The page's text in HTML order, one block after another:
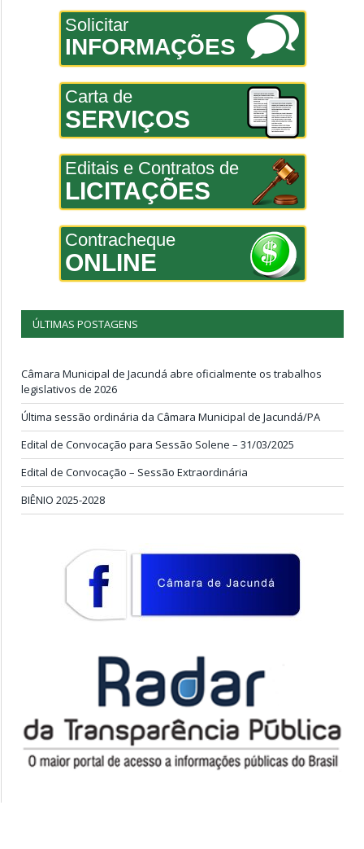
Solicitar
INFORMAÇÕES
Carta de
SERVIÇOS
Editais e Contratos de
LICITAÇÕES
Contracheque
ONLINE
ÚLTIMAS POSTAGENS
Câmara Municipal de Jacundá abre oficialmente os trabalhos
legislativos de 2026
Última sessão ordinária da Câmara Municipal de Jacundá/PA
Edital de Convocação para Sessão Solene – 31/03/2025
Edital de Convocação – Sessão Extraordinária
BIÊNIO 2025-2028